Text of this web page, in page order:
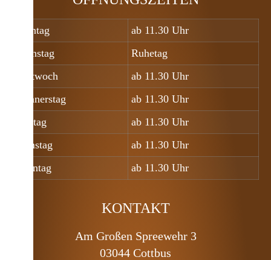
Montag
ab 11.30 Uhr
Dienstag
Ruhetag
Mittwoch
ab 11.30 Uhr
Donnerstag
ab 11.30 Uhr
Freitag
ab 11.30 Uhr
Samstag
ab 11.30 Uhr
Sonntag
ab 11.30 Uhr
KONTAKT
Am Großen Spreewehr 3
03044 Cottbus